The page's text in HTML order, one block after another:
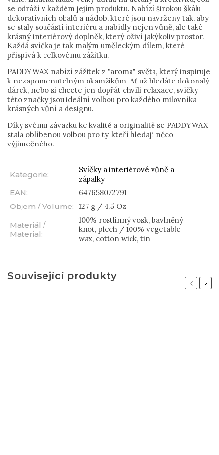
se odráží v každém jejím produktu. Nabízí širokou škálu
dekorativních obalů a nádob, které jsou navrženy tak, aby
se staly součástí interiéru a nabídly nejen vůně, ale také
krásný interiérový doplněk, který oživí jakýkoliv prostor.
Každá svíčka je tak malým uměleckým dílem, které
přispívá k celkovému zážitku.
PADDYWAX nabízí zážitek z "aroma" světa, který inspiruje
k nezapomenutelným okamžikům. Ať už hledáte dokonalý
dárek, nebo si chcete jen dopřát chvíli relaxace, svíčky
této značky jsou ideální volbou pro každého milovníka
krásných vůní a designu.
Díky svému závazku ke kvalitě a originalitě se PADDYWAX
stala oblíbenou volbou pro ty, kteří hledají něco
výjimečného.
Kategorie:
Svíčky a interiérové vůně a
zápalky
EAN:
647658072791
Objem / Volume: 127 g / 4.5 Oz
Materiál /
Material:
100% rostlinný vosk, bavlněný
knot, plech / 100% vegetable
wax, cotton wick, tin
Související produkty
Previous
Next